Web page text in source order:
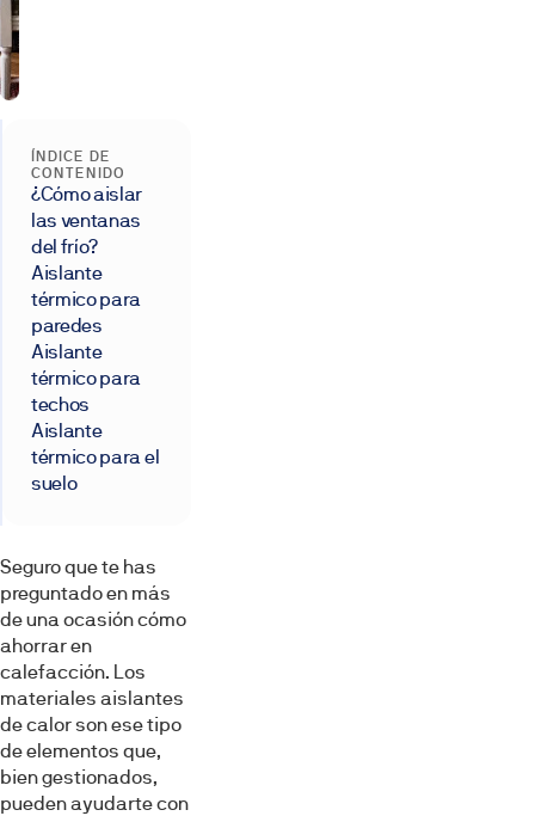
Seguro que te has
preguntado en más
de una ocasión cómo
ahorrar en
calefacción. Los
materiales aislantes
de calor son ese tipo
de elementos que,
bien gestionados,
pueden ayudarte con
ÍNDICE DE
CONTENIDO
¿Cómo aislar
las ventanas
del frío?
Aislante
térmico para
paredes
Aislante
térmico para
techos
Aislante
térmico para el
suelo